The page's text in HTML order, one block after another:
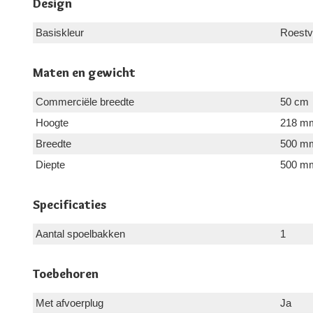
Design
Basiskleur
Maten en gewicht
Commerciële breedte
50 cm
Hoogte
218
Breedte
500
Diepte
500
Specificaties
Aantal spoelbakken 1
Toebehoren
Met afvoerplug Ja